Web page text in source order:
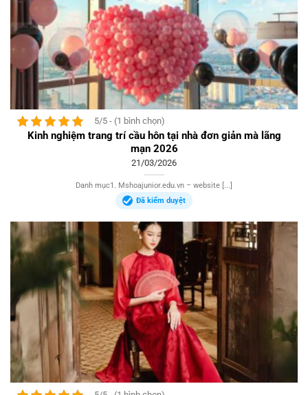
5/5 - (1 bình chọn)
Kinh nghiệm trang trí cầu hôn tại nhà đơn giản mà lãng
mạn 2026
21/03/2026
Danh mục1. Mshoajunior.edu.vn – website [...]
Đã kiểm duyệt